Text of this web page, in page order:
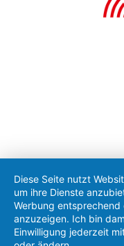
Diese Seite nutzt
um ihre Dienste
Werbung
anzuzeigen. Ich bin
Einwilligung jederzeit